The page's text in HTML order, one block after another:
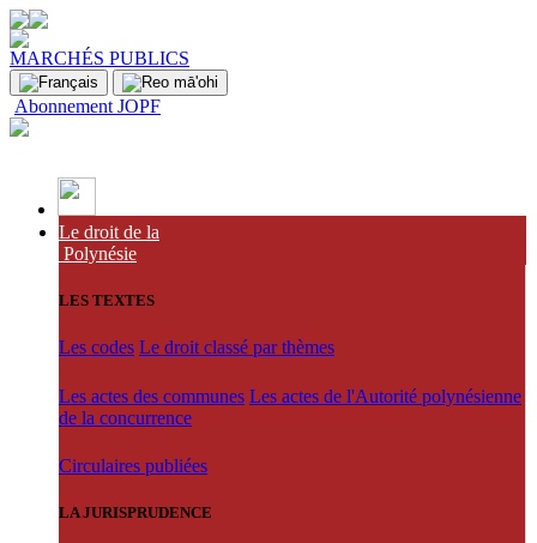
MARCHÉS PUBLICS
Abonnement JOPF
Le droit de la
Polynésie
LES TEXTES
Les codes Le droit classé par thèmes
Les actes des communes Les actes de l'Autorité polynésienne
de la concurrence
Circulaires publiées
LA JURISPRUDENCE